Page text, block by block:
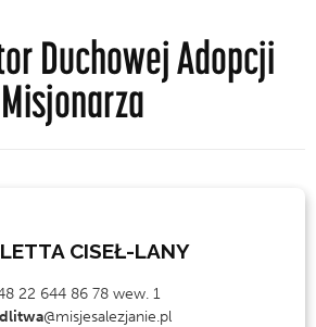
Duchowej Adopcji
Misjonarza
CISEŁ-LANY
22 644 86 78 wew. 1
@misjesalezjanie.pl